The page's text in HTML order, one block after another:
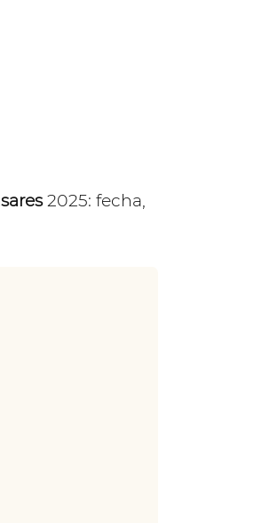
2025: fecha,